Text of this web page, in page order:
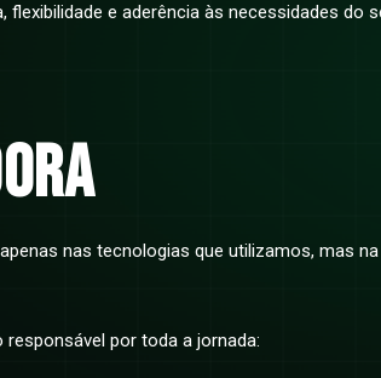
flexibilidade e aderência às necessidades do
nas tecnologias que utilizamos, mas
por toda a jornada: